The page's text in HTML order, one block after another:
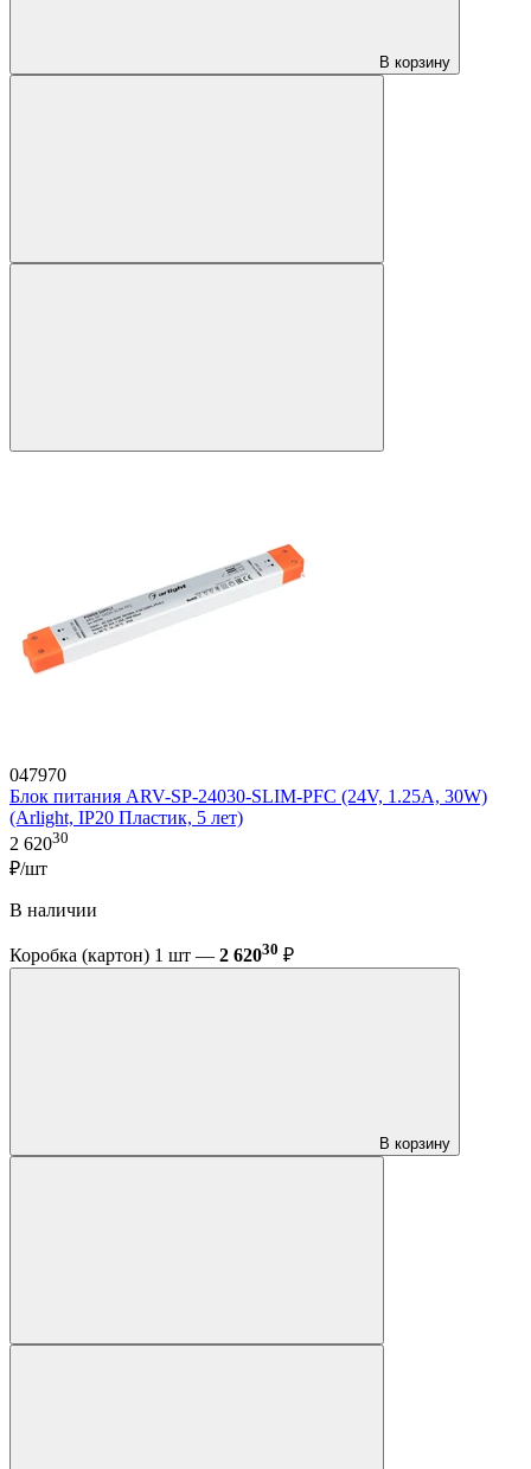
В корзину
047970
Блок питания ARV-SP-24030-SLIM-PFC (24V, 1.25A, 30W)
(Arlight, IP20 Пластик, 5 лет)
2 62030
₽/шт
В наличии
Коробка (картон) 1 шт — 2 62030 ₽
В корзину